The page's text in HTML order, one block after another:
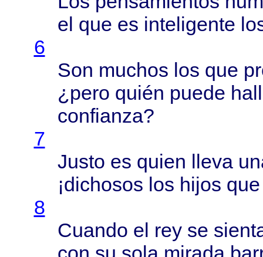
el que es inteligente
6
Son muchos los que
¿ pero quién puede
confianza?
7
Justo es quien lleva
¡dichosos los hijos
8
Cuando el rey se